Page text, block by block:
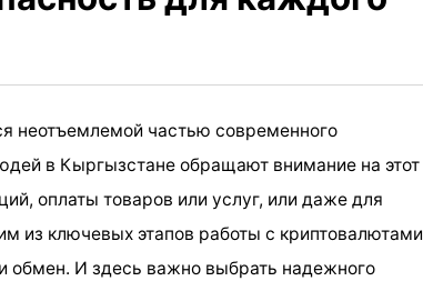
неотъемлемой частью современного
в Кыргызстане обращают внимание на этот
оплаты товаров или услуг, или даже для
из ключевых этапов работы с криптовалютами
обмен. И здесь важно выбрать надежного